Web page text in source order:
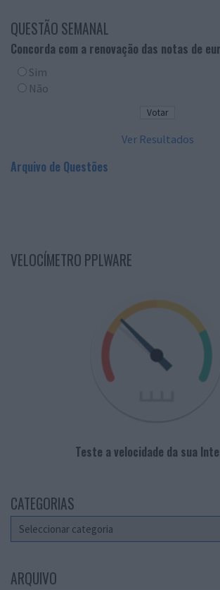
QUESTÃO SEMANAL
Concorda com a renovação das notas de
Sim
Não
Ver Resultados
Arquivo de Questões
VELOCÍMETRO PPLWARE
Teste a velocidade da sua
CATEGORIAS
Categorias
ARQUIVO